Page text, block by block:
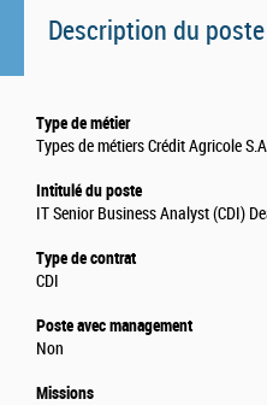
Description du poste
Type de métier
Types de métiers Crédit Agricole
Intitulé du poste
IT Senior Business Analyst (CDI)
Type de contrat
CDI
Poste avec management
Non
Missions